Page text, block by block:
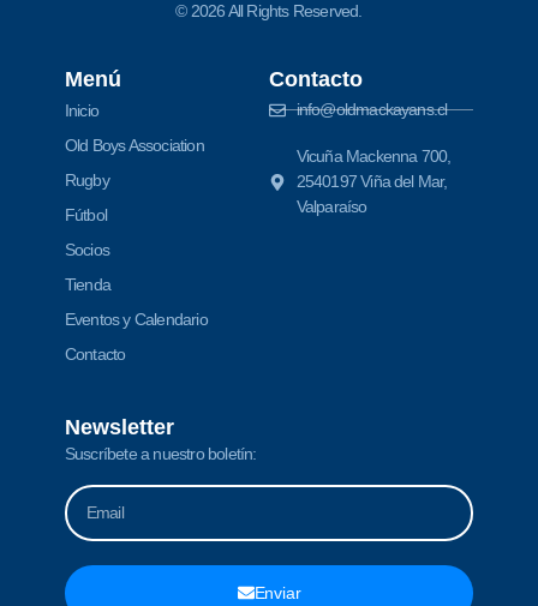
© 2026 All Rights Reserved.
Menú
Inicio
Old Boys Association
Rugby
Fútbol
Socios
Tienda
Eventos y Calendario
Contacto
Contacto
info@oldmackayans.cl
Vicuña Mackenna 700,
2540197 Viña del Mar,
Valparaíso
Newsletter
Suscríbete a nuestro boletín:
Enviar